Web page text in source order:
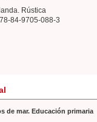
Rústica
84-9705-088-3
de mar. Educación primaria